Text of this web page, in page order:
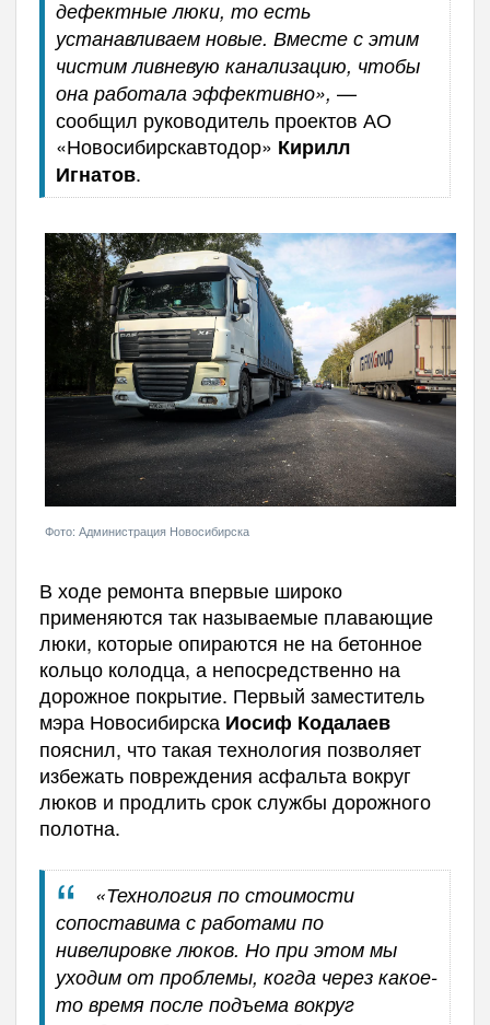
дефектные люки, то есть
устанавливаем новые. Вместе с этим
чистим ливневую канализацию, чтобы
она работала эффективно», —
сообщил руководитель проектов АО
«Новосибирскавтодор» Кирилл
Игнатов.
Фото: Администрация Новосибирска
В ходе ремонта впервые широко
применяются так называемые плавающие
люки, которые опираются не на бетонное
кольцо колодца, а непосредственно на
дорожное покрытие. Первый заместитель
мэра Новосибирска Иосиф Кодалаев
пояснил, что такая технология позволяет
избежать повреждения асфальта вокруг
люков и продлить срок службы дорожного
полотна.
«Технология по стоимости
сопоставима с работами по
нивелировке люков. Но при этом мы
уходим от проблемы, когда через какое-
то время после подъема вокруг